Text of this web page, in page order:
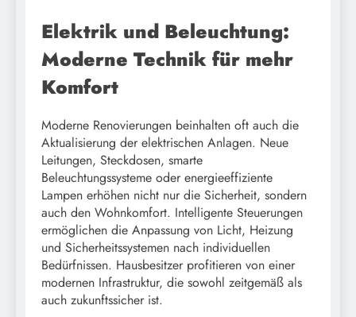
Elektrik und Beleuchtung:
Moderne Technik für mehr
Komfort
Moderne Renovierungen beinhalten oft auch die
Aktualisierung der elektrischen Anlagen. Neue
Leitungen, Steckdosen, smarte
Beleuchtungssysteme oder energieeffiziente
Lampen erhöhen nicht nur die Sicherheit, sondern
auch den Wohnkomfort. Intelligente Steuerungen
ermöglichen die Anpassung von Licht, Heizung
und Sicherheitssystemen nach individuellen
Bedürfnissen. Hausbesitzer profitieren von einer
modernen Infrastruktur, die sowohl zeitgemäß als
auch zukunftssicher ist.